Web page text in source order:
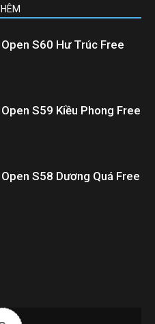
S60 Hư Trúc Free
S59 Kiều Phong Free
S58 Dương Quá Free